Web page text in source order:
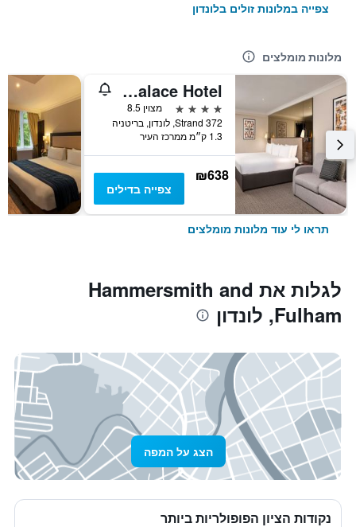
צפייה במלונות זולים בלונדון
מלונות מומלצים
Strand Palace Hotel
4 כוכבים
מצוין 8.5
372 Strand, לונדון, בריטניה
1.3 ק״מ ממרכז העיר
₪638
צפייה בדילים
תראו לי עוד מלונות מומלצים
לגלות את Hammersmith and
Fulham, לונדון
הצג על המפה
נקודות הציון הפופולריות ביותר